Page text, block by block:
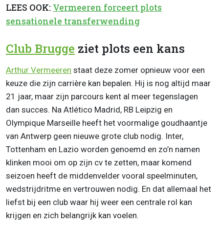
LEES OOK: Vermeeren forceert plots
sensationele transferwending
Club Brugge ziet plots een kans
Arthur Vermeeren staat deze zomer opnieuw voor een
keuze die zijn carrière kan bepalen. Hij is nog altijd maar
21 jaar, maar zijn parcours kent al meer tegenslagen
dan succes. Na Atlético Madrid, RB Leipzig en
Olympique Marseille heeft het voormalige goudhaantje
van Antwerp geen nieuwe grote club nodig. Inter,
Tottenham en Lazio worden genoemd en zo’n namen
klinken mooi om op zijn cv te zetten, maar komend
seizoen heeft de middenvelder vooral speelminuten,
wedstrijdritme en vertrouwen nodig. En dat allemaal het
liefst bij een club waar hij weer een centrale rol kan
krijgen en zich belangrijk kan voelen.